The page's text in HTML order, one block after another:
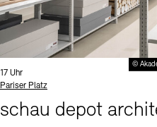
©
Uhrzeit:
17 Uhr
Standort
Pariser Platz
schau depot